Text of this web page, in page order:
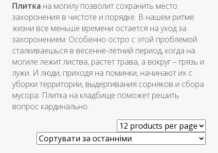
Плитка на могилу позволит сохранить место
захоронения в чистоте и порядке. В нашем ритме
жизни все меньше времени остается на уход за
захоронением. Особенно остро с этой проблемой
сталкиваешься в весенне-летний период, когда на
могиле лежит листва, растет трава, а вокруг – грязь и
лужи. И люди, приходя на поминки, начинают их с
уборки территории, выдергивания сорняков и сбора
мусора. Плитка на кладбище поможет решить
вопрос кардинально.